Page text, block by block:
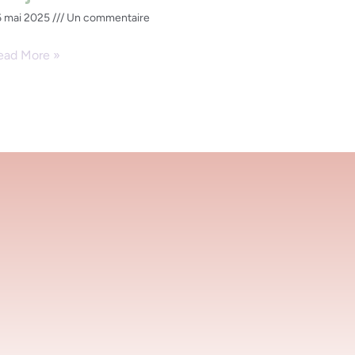
mai 2025 Un commentaire
More »